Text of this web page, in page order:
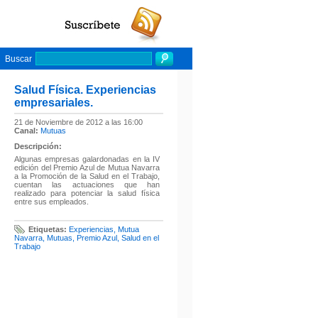
Buscar
Salud Física. Experiencias
empresariales.
21 de Noviembre de 2012 a las 16:00
Canal: Mutuas
Descripción:
Algunas empresas galardonadas en la IV
edición del Premio Azul de Mutua Navarra
a la Promoción de la Salud en el Trabajo,
cuentan las actuaciones que han
realizado para potenciar la salud física
entre sus empleados.
Etiquetas: Experiencias Mutua
Navarra Mutuas Premio Azul Salud en el
Trabajo